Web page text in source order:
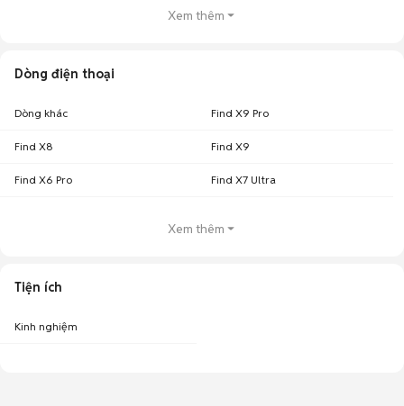
Xem thêm
Dòng điện thoại
Dòng khác Find X9 Pro
Find X8 Find X9
Find X6 Pro Find X7 Ultra
Xem thêm
Tiện ích
Kinh nghiệm